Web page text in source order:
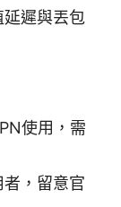
遲與丟包
使用，需
，留意官